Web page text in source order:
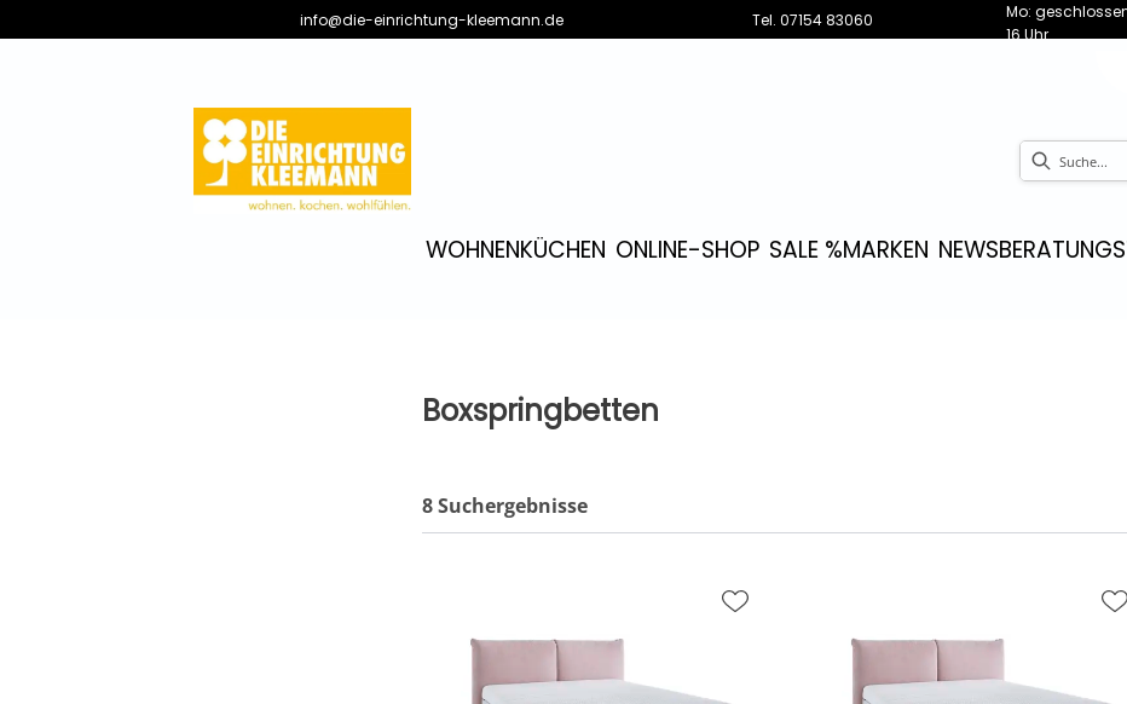
info@die-einrichtung-kleemann.de Tel. 07154 83060
Mo:
16 Uhr
WOHNENKÜCHEN ONLINE-SHOP SALE %MARKEN NEWS
Boxspringbetten
8 Suchergebnisse